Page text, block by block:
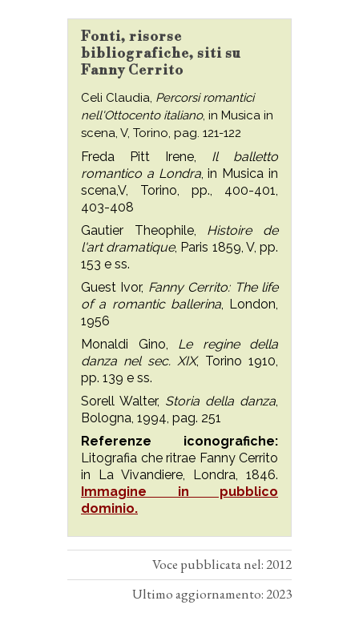
Fonti, risorse
bibliografiche, siti su
Fanny Cerrito
Celi Claudia, Percorsi romantici
nell'Ottocento italiano, in Musica in
scena, V, Torino, pag. 121-122
Freda Pitt Irene, Il balletto
romantico a Londra, in Musica in
scena,V, Torino, pp., 400-401,
403-408
Gautier Theophile, Histoire de
l'art dramatique, Paris 1859, V, pp.
153 e ss.
Guest Ivor, Fanny Cerrito: The life
of a romantic ballerina, London,
1956
Monaldi Gino, Le regine della
danza nel sec. XIX, Torino 1910,
pp. 139 e ss.
Sorell Walter, Storia della danza,
Bologna, 1994, pag. 251
Referenze iconografiche:
Litografia che ritrae Fanny Cerrito
in La Vivandiere, Londra, 1846.
Immagine in pubblico
dominio.
Voce pubblicata nel: 2012
Ultimo aggiornamento: 2023